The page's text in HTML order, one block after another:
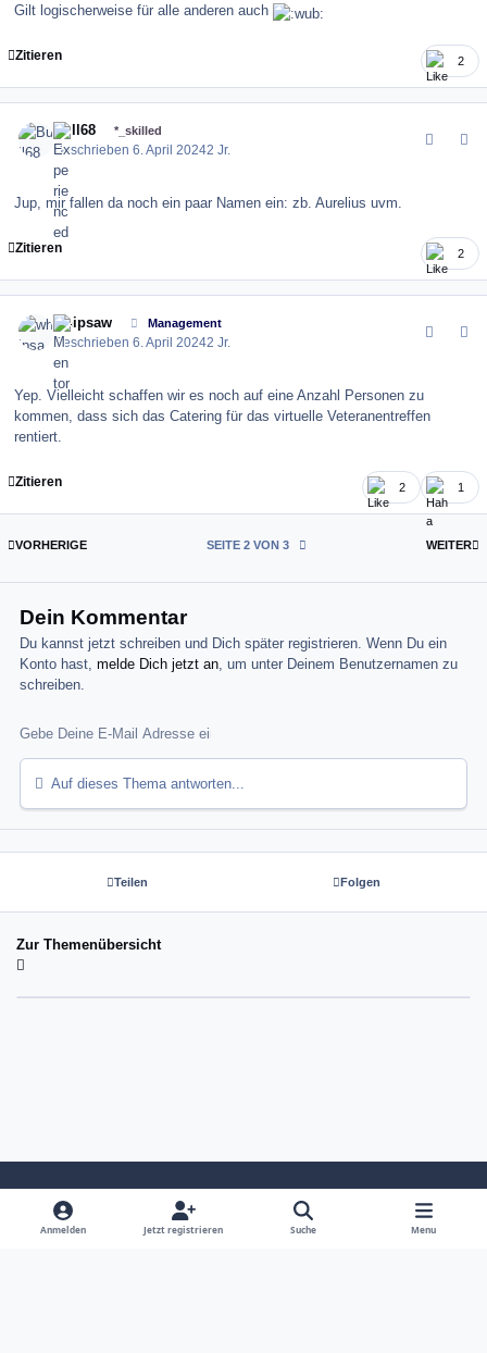
Gilt logischerweise für alle anderen auch
Zitieren 2
Bull68 *_skilled
Geschrieben6. April 20242 Jr.
Jup, mir fallen da noch ein paar Namen ein: zb. Aurelius uvm.
Zitieren 2
whipsaw Management
Geschrieben6. April 20242 Jr.
Yep. Vielleicht schaffen wir es noch auf eine Anzahl Personen zu
kommen, dass sich das Catering für das virtuelle Veteranentreffen
rentiert.
Zitieren 2 1
ERSTE SEITE
VORHERIGE WEITER
SEITE 2 VON 3
Dein Kommentar
Du kannst jetzt schreiben und Dich später registrieren. Wenn Du ein
Konto hast,melde Dich jetzt an, um unter Deinem Benutzernamen zu
schreiben.
Auf dieses Thema antworten...
Teilen Folgen
Zur Themenübersicht
Light ModeDark ModeSystem Preference
Anmelden Jetzt registrieren Suche Menu